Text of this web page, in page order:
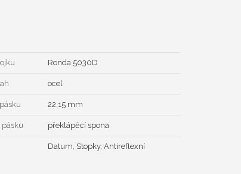
Ronda 5030D
ocel
22,15 mm
pásku překlápěcí spona
Datum, Stopky, Antireflexní